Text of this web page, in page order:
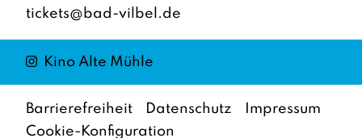
tickets@bad-vilbel.de
Instagram
Kino Alte Mühle
Barrierefreiheit Datenschutz
Impressum
Cookie-Konfiguration